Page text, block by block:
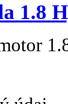
1.8